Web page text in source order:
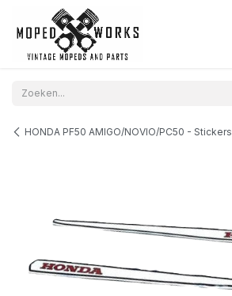
Overslaan naar inhoud
HONDA PF50 AMIGO/NOVIO/PC50 - Stickers